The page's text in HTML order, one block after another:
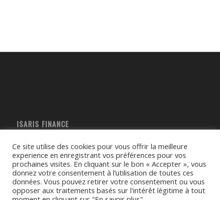
ISARIS FINANCE
60200 Compiègne
T : 03 65 98 07 11
E- mail :contact@isarisfinance.fr
Mentions légales
Ce site utilise des cookies pour vous offrir la meilleure
experience en enregistrant vos préférences pour vos
prochaines visites. En cliquant sur le bon « Accepter », vous
donnez votre consentement à l’utilisation de toutes ces
données. Vous pouvez retirer votre consentement ou vous
opposer aux traitements basés sur l'intérêt légitime à tout